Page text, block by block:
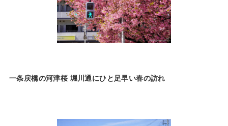
一条戻橋の河津桜 堀川通にひと足早い春の訪れ